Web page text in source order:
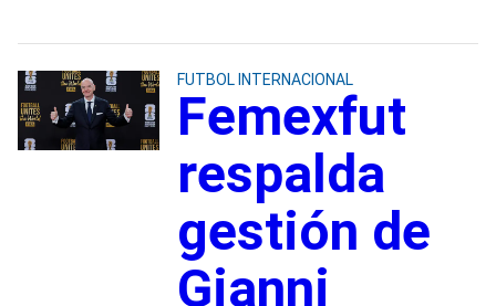
FUTBOL INTERNACIONAL
Femexfut
respalda
gestión de
Gianni